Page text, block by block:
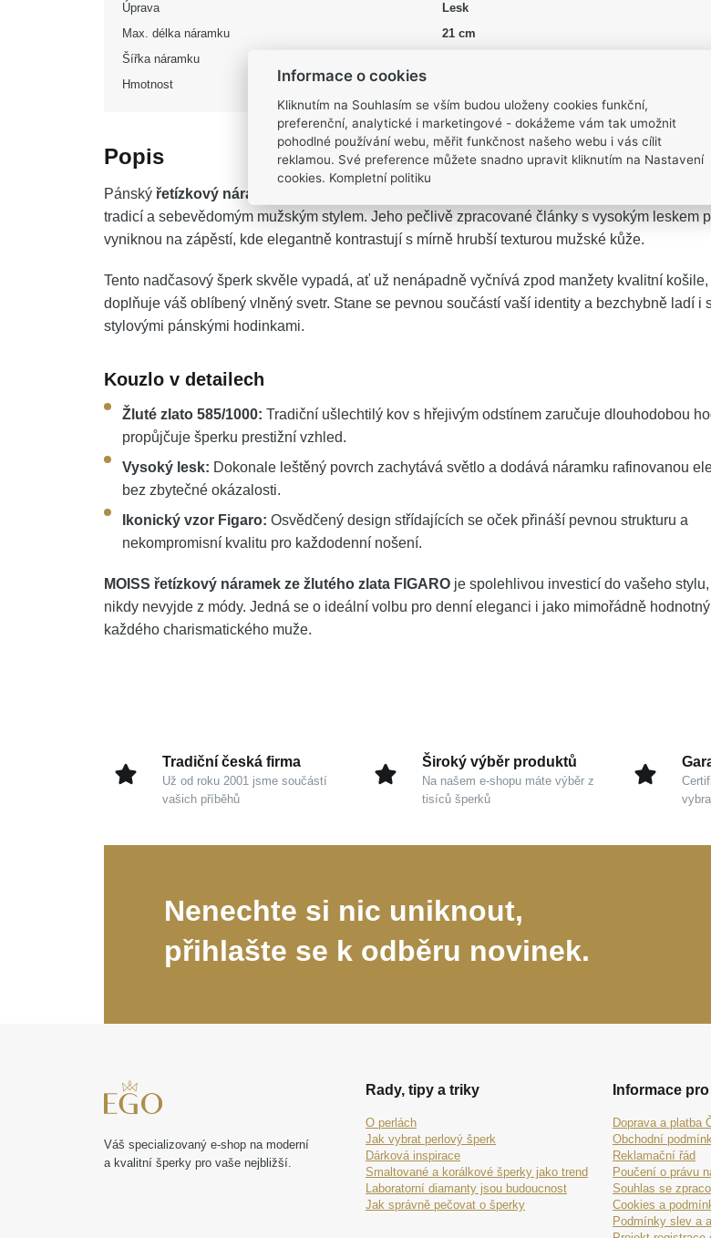
Úprava
Lesk
Max. délka náramku
21 cm
Šířka náramku
Hmotnost
Popis
Pánský řetízkový náramek MOISS ze žlutého zlata FIGARO
tradicí a sebevědomým mužským stylem. Jeho pečlivě zpracované články s vysokým leskem
vyniknou na zápěstí, kde elegantně kontrastují s mírně hrubší texturou mužské kůže.
Tento nadčasový šperk skvěle vypadá, ať už nenápadně vyčnívá zpod manžety kvalitní
doplňuje váš oblíbený vlněný svetr. Stane se pevnou součástí vaší identity a bezchybně ladí i
stylovými pánskými hodinkami.
Kouzlo v detailech
Žluté zlato 585/1000: Tradiční ušlechtilý kov s hřejivým odstínem zaručuje dlouhodobou
propůjčuje šperku prestižní vzhled.
Vysoký lesk: Dokonale leštěný povrch zachytává světlo a dodává náramku rafinovanou
bez zbytečné okázalosti.
Ikonický vzor Figaro: Osvědčený design střídajících se oček přináší pevnou strukturu a
nekompromisní kvalitu pro každodenní nošení.
MOISS řetízkový náramek ze žlutého zlata FIGARO je spolehlivou investicí do vašeho stylu,
nikdy nevyjde z módy. Jedná se o ideální volbu pro denní eleganci i jako mimořádně
každého charismatického muže.
Tradiční česká firma
Už od roku 2001 jsme součástí
vašich příběhů
Široký výběr produktů
Na našem e-shopu máte výběr z
tisíců šperků
Nenechte si nic uniknout,
přihlašte se k odběru novinek.
Váš specializovaný e-shop na moderní
a kvalitní šperky pro vaše nejbližší.
Rady, tipy a triky
O perlách
Jak vybrat perlový šperk
Dárková inspirace
Smaltované a korálkové šperky jako trend
Laboratorní diamanty jsou budoucnost
Jak správně pečovat o šperky
Informace
Doprava a platba
Obchodní
Reklamační řád
Poučení o právu
Souhlas se
Cookies a
Podmínky slev a
Informace o cookies
Kliknutím na Souhlasím se vším budou uloženy cookies funkční,
preferenční, analytické i marketingové - dokážeme vám tak umožnit
pohodlné používání webu, měřit funkčnost našeho webu i vás cílit
reklamou. Své preference můžete snadno upravit kliknutím na Nastavení
cookies. Kompletní politiku